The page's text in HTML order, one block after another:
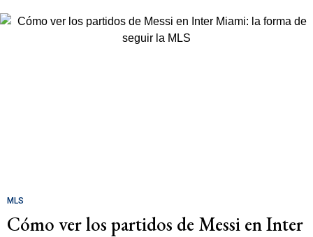
MLS
Cómo ver los partidos de Messi en Inter